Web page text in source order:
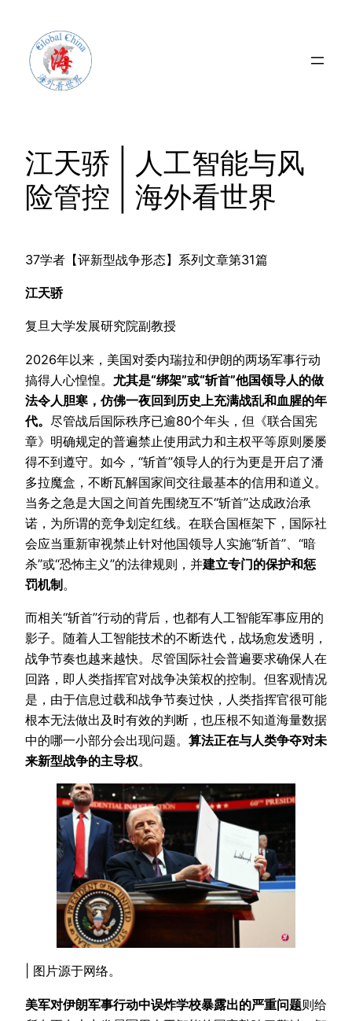
content
江天骄 | 人工智能与风
险管控 | 海外看世界
37学者【评新型战争形态】系列文章第31篇
江天骄
复旦大学发展研究院副教授
2026年以来，美国对委内瑞拉和伊朗的两场军事行动
搞得人心惶惶。 尤其是“绑架”或“斩首”他国领导人的做
法令人胆寒，仿佛一夜回到历史上充满战乱和血腥的年
代。 尽管战后国际秩序已逾80个年头，但《联合国宪
章》明确规定的普遍禁止使用武力和主权平等原则屡屡
得不到遵守。如今，“斩首”领导人的行为更是开启了潘
多拉魔盒，不断瓦解国家间交往最基本的信用和道义。
当务之急是大国之间首先围绕互不“斩首”达成政治承
诺，为所谓的竞争划定红线。在联合国框架下，国际社
会应当重新审视禁止针对他国领导人实施“斩首”、“暗
杀”或“恐怖主义”的法律规则，并建立专门的保护和惩
罚机制。
而相关“斩首”行动的背后，也都有人工智能军事应用的
影子。随着人工智能技术的不断迭代，战场愈发透明，
战争节奏也越来越快。尽管国际社会普遍要求确保人在
回路，即人类指挥官对战争决策权的控制。但客观情况
是，由于信息过载和战争节奏过快，人类指挥官很可能
根本无法做出及时有效的判断，也压根不知道海量数据
中的哪一小部分会出现问题。 算法正在与人类争夺对未
来新型战争的主导权。
| 图片源于网络。
美军对伊朗军事行动中误炸学校暴露出的严重问题则给